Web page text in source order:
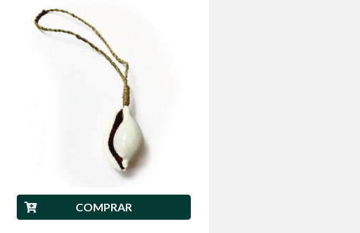
COMPRAR